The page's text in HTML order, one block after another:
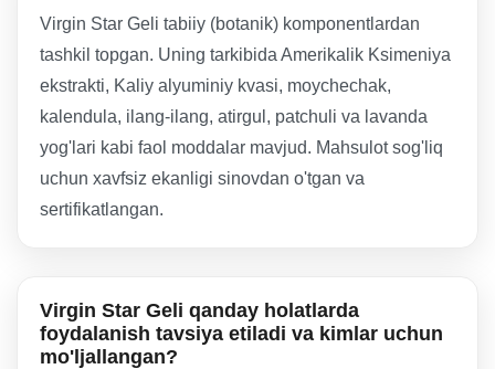
Virgin Star Geli tabiiy (botanik) komponentlardan
tashkil topgan. Uning tarkibida Amerikalik Ksimeniya
ekstrakti, Kaliy alyuminiy kvasi, moychechak,
kalendula, ilang-ilang, atirgul, patchuli va lavanda
yog'lari kabi faol moddalar mavjud. Mahsulot sog'liq
uchun xavfsiz ekanligi sinovdan o'tgan va
sertifikatlangan.
Virgin Star Geli qanday holatlarda
foydalanish tavsiya etiladi va kimlar uchun
mo'ljallangan?